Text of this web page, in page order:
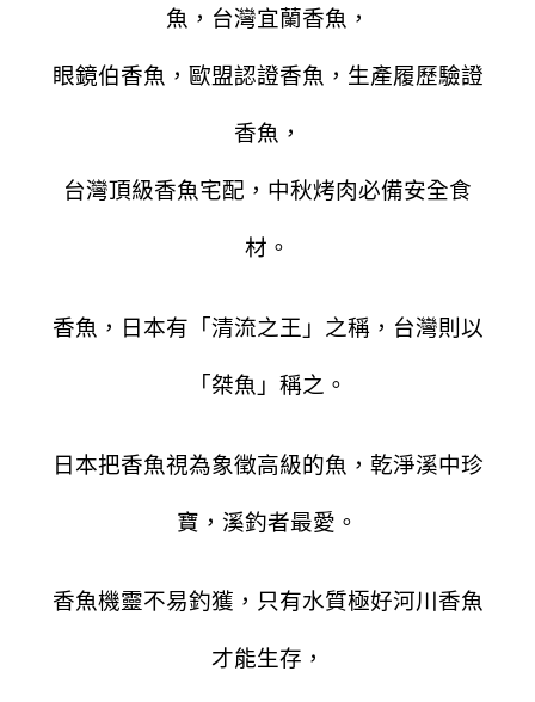
魚，台灣宜蘭香魚，
眼鏡伯香魚，歐盟認證香魚，生產履歷驗證
香魚，
台灣頂級香魚宅配，中秋烤肉必備安全食
材。
香魚，日本有「清流之王」之稱，台灣則以
「桀魚」稱之。
日本把香魚視為象徵高級的魚，乾淨溪中珍
寶，溪釣者最愛。
香魚機靈不易釣獲，只有水質極好河川香魚
才能生存，